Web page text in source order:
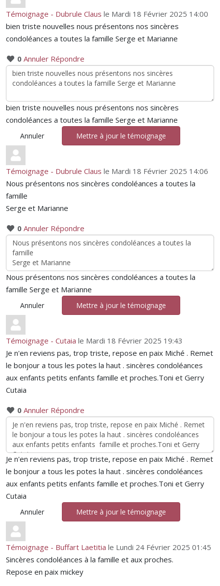
Témoignage - Dubrule Claus le Mardi 18 Février 2025 14:00
bien triste nouvelles nous présentons nos sincères
condoléances a toutes la famille Serge et Marianne
0 Annuler Répondre
bien triste nouvelles nous présentons nos sincères
condoléances a toutes la famille Serge et Marianne
Annuler Mettre à jour le témoignage
Témoignage - Dubrule Claus le Mardi 18 Février 2025 14:06
Nous présentons nos sincères condoléances a toutes la
famille
Serge et Marianne
0 Annuler Répondre
Nous présentons nos sincères condoléances a toutes la
famille Serge et Marianne
Annuler Mettre à jour le témoignage
Témoignage - Cutaia le Mardi 18 Février 2025 19:43
Je n'en reviens pas, trop triste, repose en paix Miché . Remet
le bonjour a tous les potes la haut . sincères condoléances
aux enfants petits enfants famille et proches.Toni et Gerry
Cutaia
0 Annuler Répondre
Je n'en reviens pas, trop triste, repose en paix Miché . Remet
le bonjour a tous les potes la haut . sincères condoléances
aux enfants petits enfants famille et proches.Toni et Gerry
Cutaia
Annuler Mettre à jour le témoignage
Témoignage - Buffart Laetitia le Lundi 24 Février 2025 01:45
Sincères condoléances à la famille et aux proches.
Repose en paix mickey